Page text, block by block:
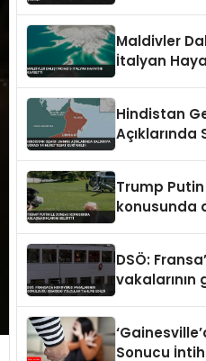
Maldivler
İtalyan
Hindistan
Açıklarında
Trump
konusunda
DSÖ:
vakalarının
Sonucu